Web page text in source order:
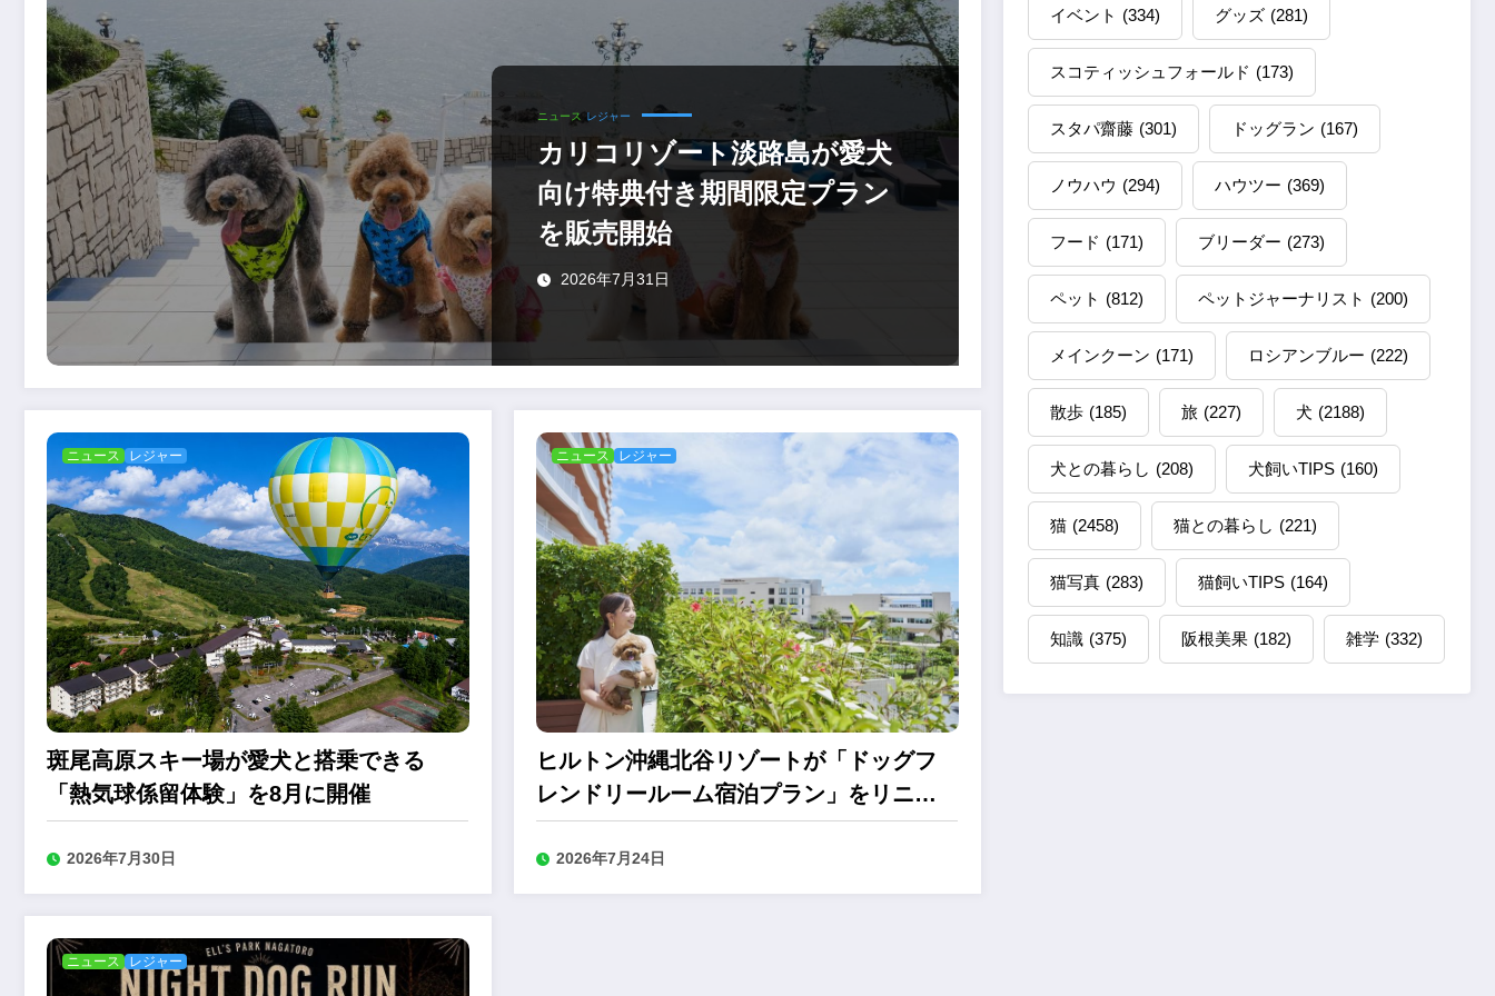
ニュース レジャー
カリコリゾート淡路島が愛犬
向け特典付き期間限定プラン
を販売開始
2026年7月31日
ニュース レジャー
斑尾高原スキー場が愛犬と搭乗できる
「熱気球係留体験」を8月に開催
2026年7月30日
ニュース レジャー
ヒルトン沖縄北谷リゾートが「ドッグフ
レンドリールーム宿泊プラン」をリニュ
ーアル
2026年7月24日
ニュース レジャー
イベント (334) グッズ (281)
スコティッシュフォールド (173)
スタパ齋藤 (301) ドッグラン (167)
ノウハウ (294) ハウツー (369)
フード (171) ブリーダー (273)
ペット (812) ペットジャーナリスト (200)
メインクーン (171) ロシアンブルー (222)
散歩 (185) 旅 (227) 犬 (2188)
犬との暮らし (208) 犬飼いTIPS (160)
猫 (2458) 猫との暮らし (221)
猫写真 (283) 猫飼いTIPS (164)
知識 (375) 阪根美果 (182) 雑学 (332)